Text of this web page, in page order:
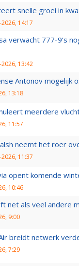
snelle groei in
14:17
verwacht 777-9’s
2026, 13:42
Antonov mogelijk
13:18
meerdere
11:57
neemt het roer
11:37
opent komende
10:46
net als veel andere
9:00
breidt netwerk
7:29